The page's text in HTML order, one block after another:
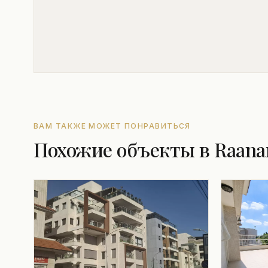
ВАМ ТАКЖЕ МОЖЕТ ПОНРАВИТЬСЯ
Похожие объекты в